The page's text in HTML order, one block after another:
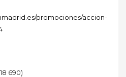
promociones/accion-
690)